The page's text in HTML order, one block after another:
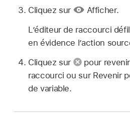
Cliquez sur
Afficher.
L’éditeur de raccourci
en évidence l’action
Cliquez sur
pour revenir
raccourci ou sur Revenir
de variable.